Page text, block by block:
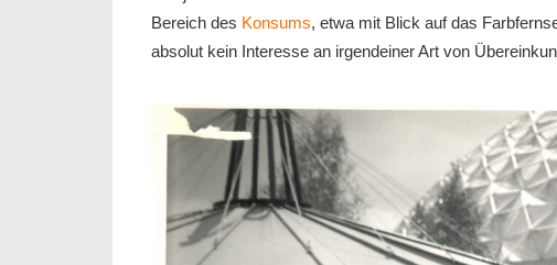
Bereich des Konsums, etwa mit Blick auf das
absolut kein Interesse an irgendeiner Art von